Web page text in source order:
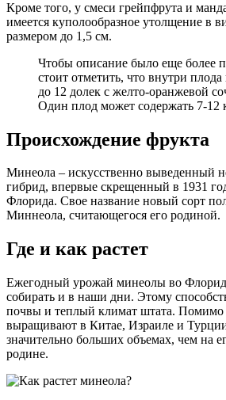
Кроме того, у смеси грейпфрута и
имеется куполообразное утолщение в
размером до 1,5 см.
Чтобы описание было еще более
стоит отметить, что внутри плода
до 12 долек с желто-оранжевой
Один плод может содержать 7-12
Происхождение фрукта
Минеола – искусственно выведенный
гибрид, впервые скрещенный в 1931
Флорида. Свое название новый сорт
Миннеола, считающегося его родиной.
Где и как растет
Ежегодный урожай минеолы во
собирать и в наши дни. Этому
почвы и теплый климат штата.
выращивают в Китае, Израиле и
значительно больших объемах, чем на
родине.